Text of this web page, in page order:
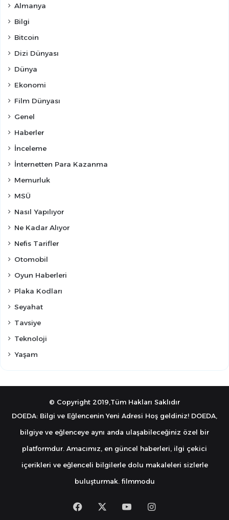
Almanya
Bilgi
Bitcoin
Dizi Dünyası
Dünya
Ekonomi
Film Dünyası
Genel
Haberler
İnceleme
İnternetten Para Kazanma
Memurluk
MSÜ
Nasıl Yapılıyor
Ne Kadar Alıyor
Nefis Tarifler
Otomobil
Oyun Haberleri
Plaka Kodları
Seyahat
Tavsiye
Teknoloji
Yaşam
© Copyright 2019,Tüm Hakları Saklıdır
DOEDA: Bilgi ve Eğlencenin Yeni Adresi Hoş geldiniz! DOEDA,
bilgiye ve eğlenceye aynı anda ulaşabileceğiniz özel bir
platformdur. Amacımız, en güncel haberleri, ilgi çekici
içerikleri ve eğlenceli bilgilerle dolu makaleleri sizlerle
buluşturmak. filmmodu
FacebookYouTubeInstagram